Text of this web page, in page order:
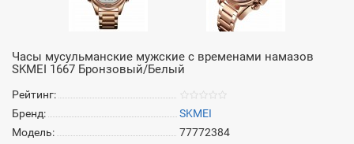
Часы мусульманские мужские с временами намазов
SKMEI 1667 Бронзовый/Белый
Рейтинг:
Бренд:
SKMEI
Модель:
77772384